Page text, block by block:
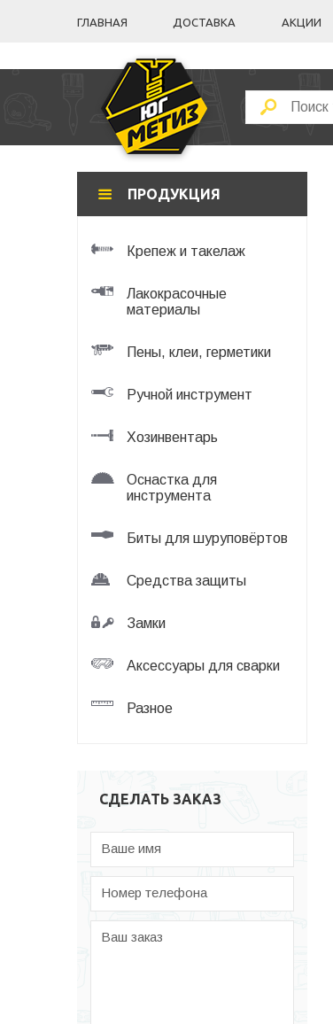
ГЛАВНАЯ ДОСТАВКА АКЦИИ
ПРОДУКЦИЯ
Крепеж и такелаж
Лакокрасочные
материалы
Пены, клеи, герметики
Ручной инструмент
Хозинвентарь
Оснастка для
инструмента
Биты для шуруповёртов
Средства защиты
Замки
Аксессуары для сварки
Разное
СДЕЛАТЬ ЗАКАЗ
Ваше имя
Номер телефона
Ваш заказ